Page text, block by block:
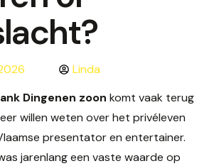
Linda
Dingenen zoon komt vaak terug
willen weten over het privéleven
presentator en entertainer.
jarenlang een vaste waarde op